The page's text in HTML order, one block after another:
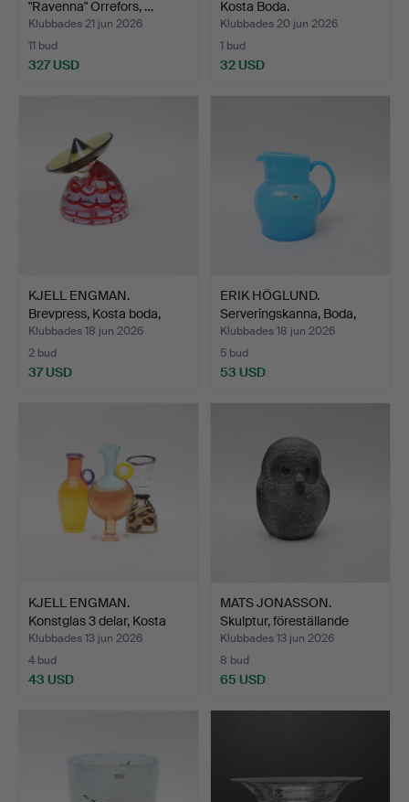
"Ravenna" Orrefors, …
Klubbades 21 jun 2026
11 bud
327 USD
Kosta Boda.
Klubbades 20 jun 2026
1 bud
32 USD
KJELL ENGMAN.
Brevpress, Kosta boda,
föres…
Klubbades 18 jun 2026
2 bud
37 USD
ERIK HÖGLUND.
Serveringskanna, Boda,
blåto…
Klubbades 18 jun 2026
5 bud
53 USD
KJELL ENGMAN.
Konstglas 3 delar, Kosta
bod…
Klubbades 13 jun 2026
4 bud
43 USD
MATS JONASSON.
Skulptur, föreställande
Ugg…
Klubbades 13 jun 2026
8 bud
65 USD